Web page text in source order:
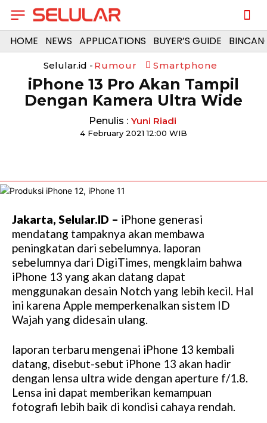
HOME NEWS APPLICATIONS BUYER’S GUIDE
Selular.id - Rumour Smartphone
iPhone 13 Pro Akan Tampil
Dengan Kamera Ultra Wide
Penulis : Yuni Riadi
4 February 2021 12:00 WIB
Jakarta, Selular.ID – iPhone generasi
mendatang tampaknya akan membawa
peningkatan dari sebelumnya. laporan
sebelumnya dari DigiTimes, mengklaim bahwa
iPhone 13 yang akan datang dapat
menggunakan desain Notch yang lebih kecil. Hal
ini karena Apple memperkenalkan sistem ID
Wajah yang didesain ulang.
laporan terbaru mengenai iPhone 13 kembali
datang, disebut-sebut iPhone 13 akan hadir
dengan lensa ultra wide dengan aperture f/1.8.
Lensa ini dapat memberikan kemampuan
fotografi lebih baik di kondisi cahaya rendah.